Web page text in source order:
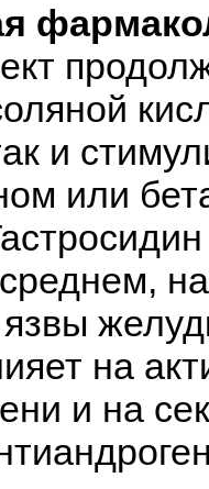
и
или
на
и на